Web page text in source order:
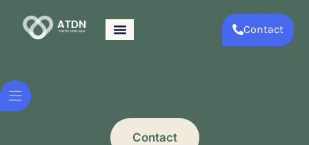
Contact
Contact